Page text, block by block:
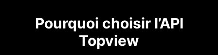
Pourquoi choisir l’API
Topview